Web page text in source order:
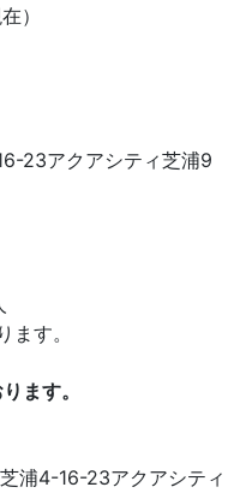
）
23アクアシティ芝浦9
す。
ます。
浦4-16-23アクアシティ